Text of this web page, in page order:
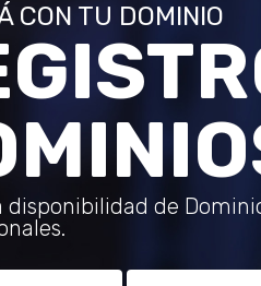
CON TU DOMINIO
disponibilidad de